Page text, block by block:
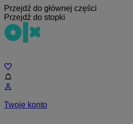
Przejdź do głównej części
Przejdź do stopki
Twoje konto